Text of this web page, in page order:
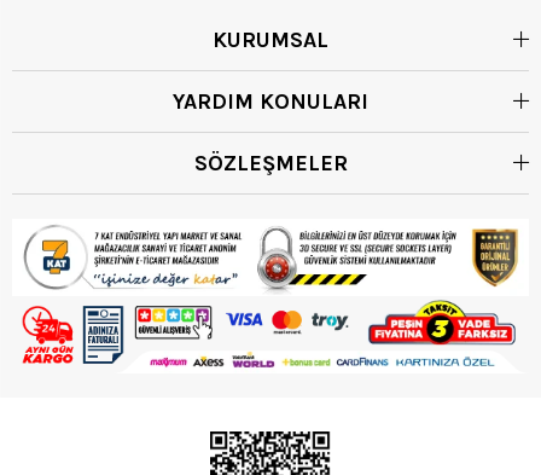
KURUMSAL
YARDIM KONULARI
SÖZLEŞMELER